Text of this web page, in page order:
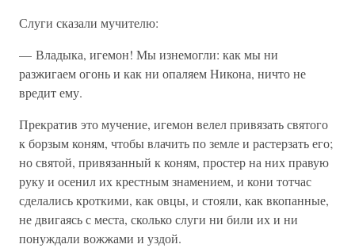
Слуги сказали мучителю:
— Владыка, игемон! Мы изнемогли: как мы ни
разжигаем огонь и как ни опаляем Никона, ничто не
вредит ему.
Прекратив это мучение, игемон велел привязать святого
к борзым коням, чтобы влачить по земле и растерзать его;
но святой, привязанный к коням, простер на них правую
руку и осенил их крестным знамением, и кони тотчас
сделались кроткими, как овцы, и стояли, как вкопанные,
не двигаясь с места, сколько слуги ни били их и ни
понуждали вожжами и уздой.